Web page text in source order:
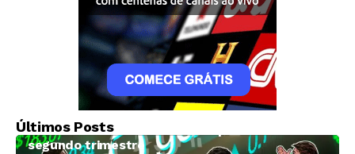
Últimos Posts
Criptomoedas
Galaxy Digital amarga prejuízo de US$ 85
milhões e receita abaixo do esperado no
segundo trimestre